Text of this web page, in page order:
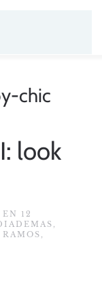
chic
look
EN 12
,
RAMOS ,